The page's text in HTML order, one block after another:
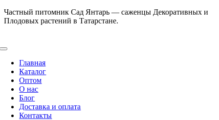
Skip
to
Частный питомник Сад Янтарь — саженцы Декоративных и
Плодовых растений в Татарстане.
Toggle
NavigationГлавная
Каталог
Оптом
О нас
Блог
Доставка и оплата
Контакты